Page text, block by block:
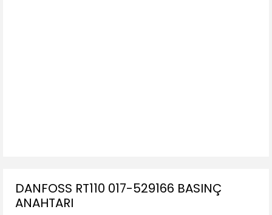
DANFOSS RT110 017-529166 BASINÇ
ANAHTARI